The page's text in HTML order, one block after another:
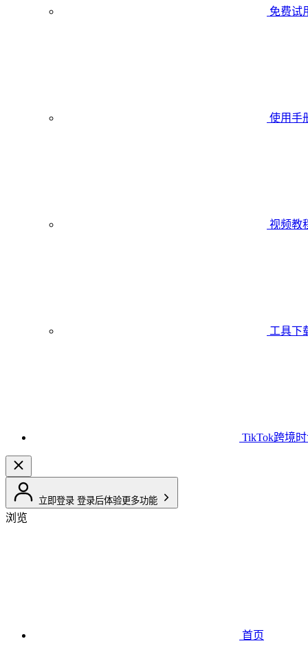
免费试
使用手
视频教
工具下
TikTok跨境
立即登录 登录后体验更多功能
浏览
首页